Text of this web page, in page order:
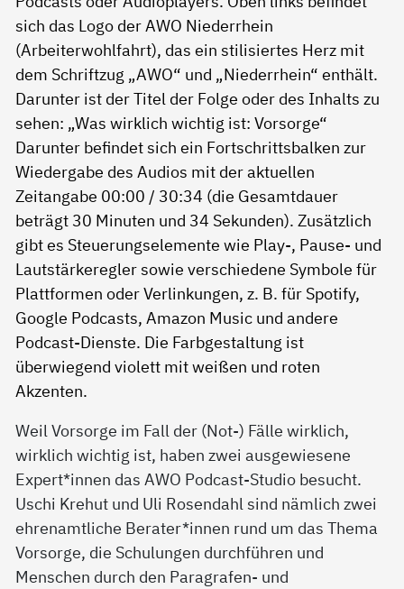
Weil Vorsorge im Fall der (Not-) Fälle wirklich,
wirklich wichtig ist, haben zwei ausgewiesene
Expert*innen das AWO Podcast-Studio besucht.
Uschi Krehut und Uli Rosendahl sind nämlich zwei
ehrenamtliche Berater*innen rund um das Thema
Vorsorge, die Schulungen durchführen und
Menschen durch den Paragrafen- und